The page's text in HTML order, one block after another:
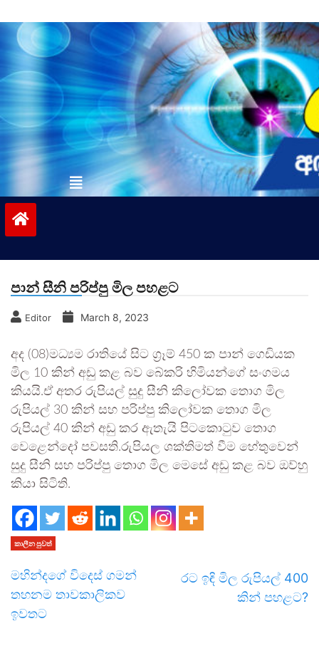
to
contentvinivida.lk
පාන් සීනි පරිප්පු මිල පහළට
Editor March 8, 2023
අද (08)මධ්‍යම රාතියේ සිට ග්‍රෑම් 450 ක පාන් ගෙඩියක
මිල 10 කින් අඩු කළ බව බේකරි හිමියන්ගේ සංගමය
කියයි.ඒ අතර රුපියල් සුදු සීනි කිලෝවක තොග මිල
රුපියල් 30 කින් සහ පරිප්පු කිලෝවක තොග මිල
රුපියල් 40 කින් අඩු කර ඇතැයි පිටකොටුව තොග
වෙළෙන්දෝ පවසති.රුපියල ශක්තිමත් වීම හේතුවෙන්
සුදු සීනි සහ පරිප්පු තොග මිල මෙසේ අඩු කළ බව ඔව්හු
කියා සිටිති.
කාලීන පුවත්
මහින්දගේ විදෙස් ගමන්
තහනම තාවකාලිකව
ඉවතට
රට ඉඳි මිල රුපියල් 400
කින් පහළට?